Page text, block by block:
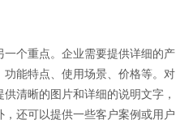
个重点。企业需要提供详细的产
能特点、使用场景、价格等。对
清晰的图片和详细的说明文字，
还可以提供一些客户案例或用户